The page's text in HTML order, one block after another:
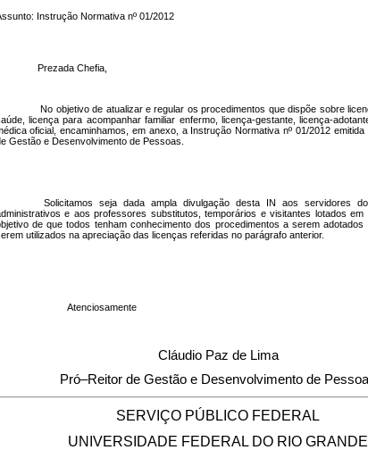
Instrução Normativa nº 01/2012
Prezada Chefia,
No objetivo de atualizar e regular os procedimentos que dispõe sobre
licença para acompanhar familiar enfermo, licença-gestante, licença-
oficial, encaminhamos, em anexo, a Instrução Normativa nº 01/2012 emitida
Gestão e Desenvolvimento de Pessoas.
Solicitamos seja dada ampla divulgação desta IN aos servidores
e aos professores substitutos, temporários e visitantes lotados em
de que todos tenham conhecimento dos procedimentos a serem
utilizados na apreciação das licenças referidas no parágrafo anterior.
Atenciosamente
Cláudio Paz de Lima
Pró–Reitor de Gestão e Desenvolvimento de
SERVIÇO PÚBLICO FEDERAL
UNIVERSIDADE FEDERAL DO RIO GRANDE